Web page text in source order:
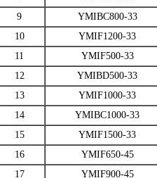
9
YMIBC800-33
10
YMIF1200-33
11
YMIF500-33
12
YMIBD500-33
13
YMIF1000-33
14
YMIBC1000-33
15
YMIF1500-33
16
YMIF650-45
17
YMIF900-45